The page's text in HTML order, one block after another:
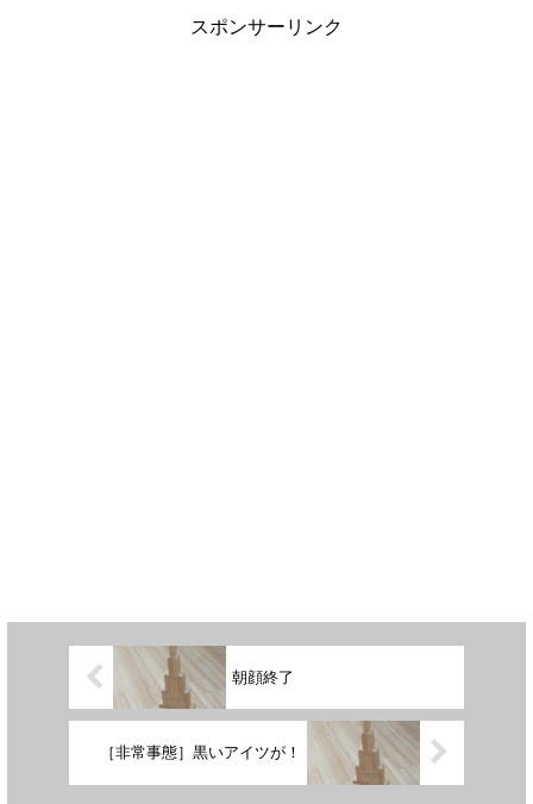
スポンサーリンク
朝顔終了
［非常事態］黒いアイツが！